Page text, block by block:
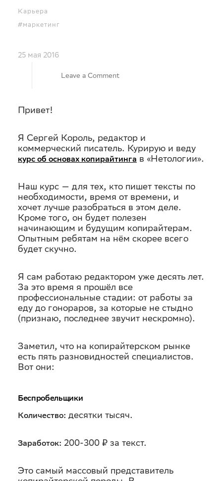
Карьера
#маркетинг
25 мая 2016
Leave a Commenton
от беспробельщиков
Привет!
Я Сергей Король, редактор и
коммерческий писатель. Курирую и веду
курс об основах копирайтинга в «Нетологии».
Наш курс — для тех, кто пишет тексты по
необходимости, время от времени, и
хочет лучше разобраться в этом деле.
Кроме того, он будет полезен
начинающим и будущим копирайтерам.
Опытным ребятам на нём скорее всего
будет скучно.
Я сам работаю редактором уже десять лет.
За это время я прошёл все
профессиональные стадии: от работы за
еду до гонораров, за которые не стыдно
(признаю, последнее звучит нескромно).
Заметил, что на копирайтерском рынке
есть пять разновидностей специалистов.
Вот они:
Беспробельщики
Количество: десятки тысяч.
Заработок: 200-300 ₽ за текст.
Это самый массовый представитель